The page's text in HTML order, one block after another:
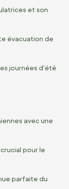
et son
évacuation de
journées d'été
avec une
pour le
parfaite du